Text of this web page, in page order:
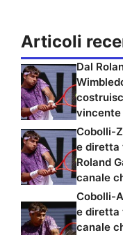
Articoli
Dal
vincente
Cobolli-
e diretta
Roland
canale
Cobolli-
e diretta
canale